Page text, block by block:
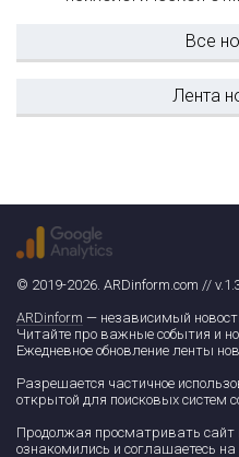
Все
Лента
© 2019-2026. ARDinform.com //
ARDinform — независимый
Читайте про важные события и
Ежедневное обновление ленты
Разрешается частичное
открытой для поисковых систем
Продолжая просматривать сайт
ознакомились и соглашаетесь